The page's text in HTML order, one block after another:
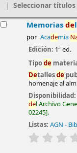
Seleccionar títulos
Memoriasde
por Academia
Edición: 1ª ed.
Tipode
Detallesde
homenaje al
del Archivo
02245 .
Listas: AGN -
valoración